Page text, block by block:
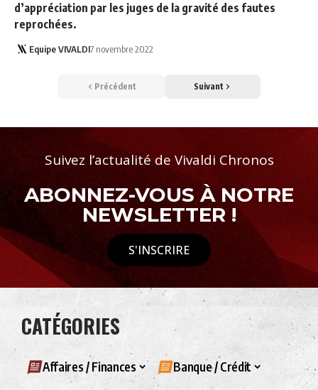
d’appréciation par les juges de la gravité des fautes
reprochées.
Equipe VIVALDI7 novembre 2022
Précédent Suivant
Suivez l’actualité de Vivaldi Chronos
ABONNEZ-VOUS À NOTRE
NEWSLETTER !
S'INSCRIRE
CATÉGORIES
Affaires / Finances Banque / Crédit